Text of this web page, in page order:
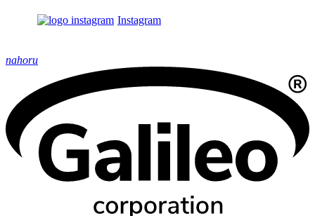
Instagram
nahoru